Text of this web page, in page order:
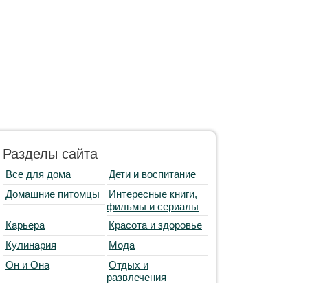
Разделы сайта
Все для дома
Дети и воспитание
Домашние питомцы
Интересные книги,
фильмы и сериалы
Карьера
Красота и здоровье
Кулинария
Мода
Он и Она
Отдых и
развлечения